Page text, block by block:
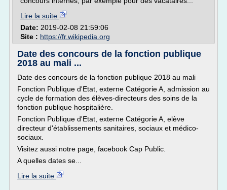
Lire la suite
Date: 2019-02-08 21:59:06
Site : https://fr.wikipedia.org
Date des concours de la fonction publique
2018 au mali ...
Date des concours de la fonction publique 2018 au mali
Fonction Publique d'Etat, externe Catégorie A, admission au
cycle de formation des élèves-directeurs des soins de la
fonction publique hospitalière.
Fonction Publique d'Etat, externe Catégorie A, elève
directeur d'établissements sanitaires, sociaux et médico-
sociaux.
Visitez aussi notre page, facebook Cap Public.
A quelles dates se...
Lire la suite